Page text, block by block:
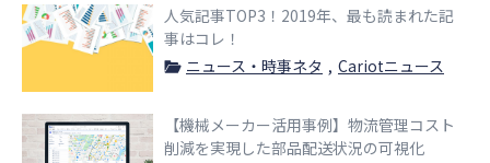
人気記事TOP3！2019年、最も読まれた記
事はコレ！
ニュース・時事ネタ
Cariotニュース
【機械メーカー活用事例】物流管理コスト
削減を実現した部品配送状況の可視化